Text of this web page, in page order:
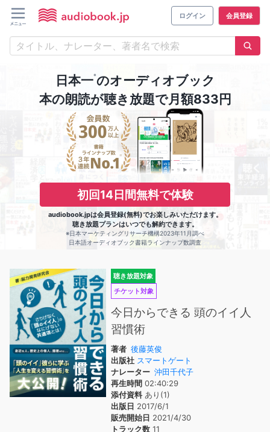
ログイン 会員登録
日本一※のオーディオブック
本の朗読が聴き放題で月額833円
初回14日間無料で体験
audiobook.jpは会員登録(無料)でお楽しみいただけます。
聴き放題プランはいつでも解約できます。
※日本マーケティングリサーチ機構2023年11月調べ
日本語オーディオブック書籍ラインナップ数調査
聴き放題対象
チケット対象
今日からできる 頭のイイ人
習慣術
著者 後藤英俊
出版社 スマートゲート
ナレーター 沖田千代子
再生時間 02:40:29
添付資料あり(1)
出版日 2017/6/1
販売開始日 2021/4/30
トラック数 11